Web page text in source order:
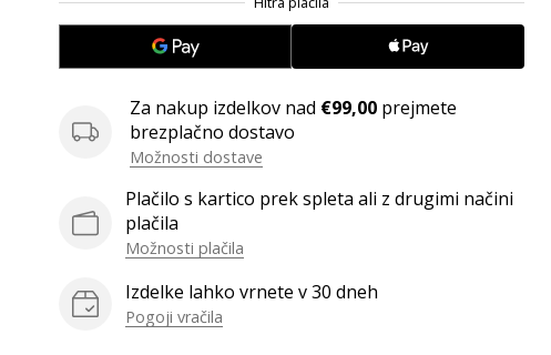
Za nakup izdelkov nad €99,00 prejmete
brezplačno dostavo
Možnosti dostave
Plačilo s kartico prek spleta ali z drugimi načini
plačila
Možnosti plačila
Izdelke lahko vrnete v 30 dneh
Pogoji vračila